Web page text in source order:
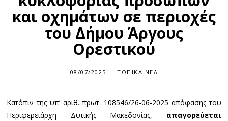
και οχημάτων σε περιοχές
του Δήμου Άργους
Ορεστικού
08/07/2025
7
ΤΟΠΙΚΆ ΝΈΑ
Κατόπιν της υπ’ αριθ. πρωτ. 108546/26-06-2025 απόφασης του
Περιφερειάρχη Δυτικής Μακεδονίας, απαγορεύεται